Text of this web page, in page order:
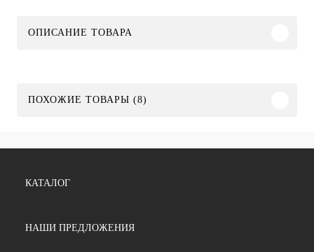
ОПИСАНИЕ ТОВАРА
ПОХОЖИЕ ТОВАРЫ (8)
КАТАЛОГ
НАШИ ПРЕДЛОЖЕНИЯ